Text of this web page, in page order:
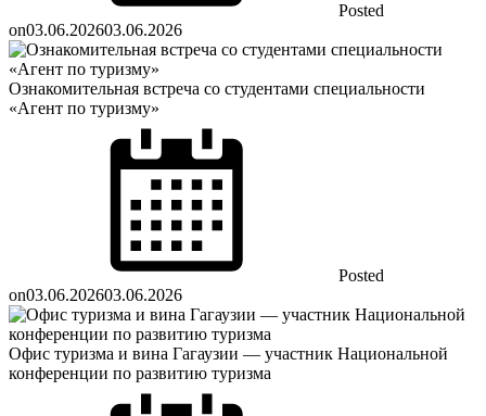
Posted
on03.06.202603.06.2026
Ознакомительная встреча со студентами специальности
«Агент по туризму»
Posted
on03.06.202603.06.2026
Офис туризма и вина Гагаузии — участник Национальной
конференции по развитию туризма